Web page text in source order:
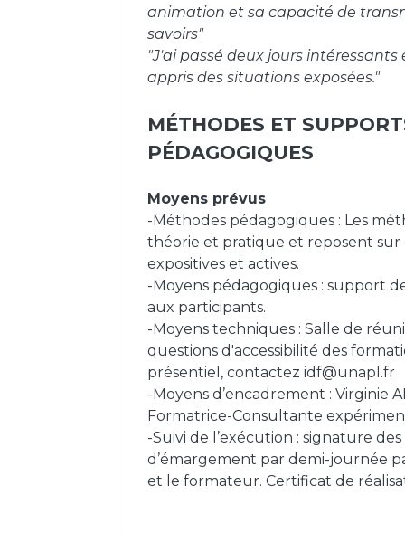
animation et sa capacité de
savoirs"
"J'ai passé deux jours
appris des situations exposées."
MÉTHODES ET
PÉDAGOGIQUES
Moyens prévus
-Méthodes pédagogiques : Les
théorie et pratique et reposent sur
expositives et actives.
-Moyens pédagogiques : support
aux participants.
-Moyens techniques : Salle de
questions d'accessibilité des
présentiel, contactez idf@unapl.fr
-Moyens d’encadrement : Virginie
Formatrice-Consultante
-Suivi de l’exécution : signature
d’émargement par demi-journée
et le formateur. Certificat de